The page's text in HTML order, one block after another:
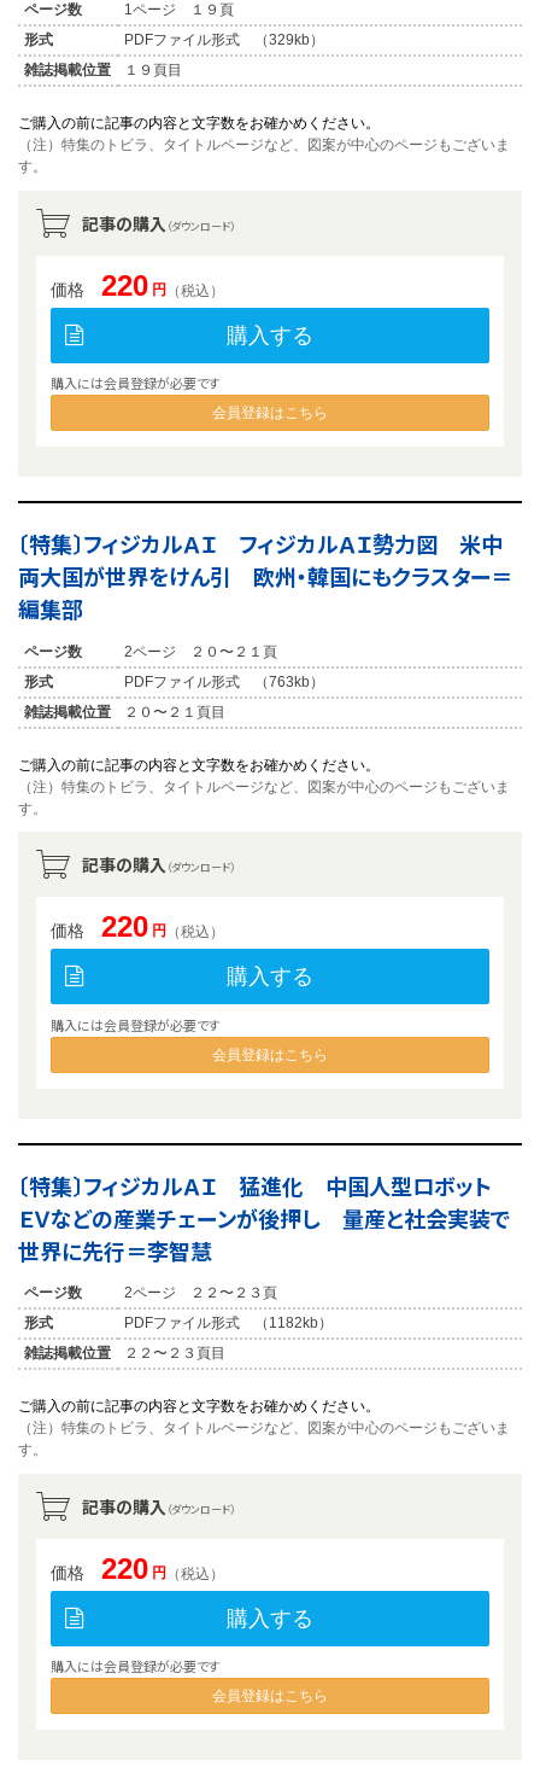
ページ数
1ページ １９頁
形式
PDFファイル形式 （329kb）
雑誌掲載位置
１９頁目
ご購入の前に記事の内容と文字数をお確かめください。
（注）特集のトビラ、タイトルページなど、図案が中心のページもございま
す。
記事の購入 （ダウンロード）
価格 220 円 （税込）
購入する
購入には会員登録が必要です
会員登録はこちら
〔特集〕フィジカルＡＩ フィジカルＡＩ勢力図 米中
両大国が世界をけん引 欧州・韓国にもクラスター＝
編集部
ページ数
2ページ ２０〜２１頁
形式
PDFファイル形式 （763kb）
雑誌掲載位置
２０〜２１頁目
ご購入の前に記事の内容と文字数をお確かめください。
（注）特集のトビラ、タイトルページなど、図案が中心のページもございま
す。
記事の購入 （ダウンロード）
価格 220 円 （税込）
購入する
購入には会員登録が必要です
会員登録はこちら
〔特集〕フィジカルＡＩ 猛進化 中国人型ロボット
ＥＶなどの産業チェーンが後押し 量産と社会実装で
世界に先行＝李智慧
ページ数
2ページ ２２〜２３頁
形式
PDFファイル形式 （1182kb）
雑誌掲載位置
２２〜２３頁目
ご購入の前に記事の内容と文字数をお確かめください。
（注）特集のトビラ、タイトルページなど、図案が中心のページもございま
す。
記事の購入 （ダウンロード）
価格 220 円 （税込）
購入する
購入には会員登録が必要です
会員登録はこちら